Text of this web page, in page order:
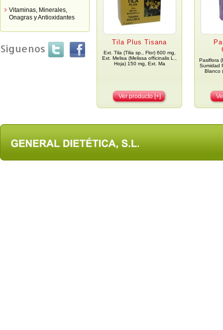
Vitaminas, Minerales,
Onagras y Antioxidantes
Síguenos Tila Plus Tisana
Ext. Tila (Tilia sp., Flor) 600 mg,
Ext. Melisa (Melissa officinalis L.,
Hoja) 150 mg, Ext. Ma
Ver producto [+]
Pasiflora
Sumidad
Blanco